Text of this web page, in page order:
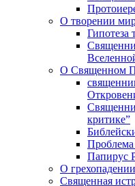
О творении
Гипотеза
О Священном
критике”
Проблема
Папирус
О грехопадении
Священная